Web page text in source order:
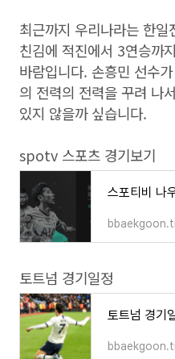
최근까지 우리나라는 한
친김에 적진에서 3연승까
바람입니다. 손흥민 선수
의 전력의 전력을 꾸려 나
있지 않을까 싶습니다.
spotv 스포츠 경기보기
토트넘 경기일정